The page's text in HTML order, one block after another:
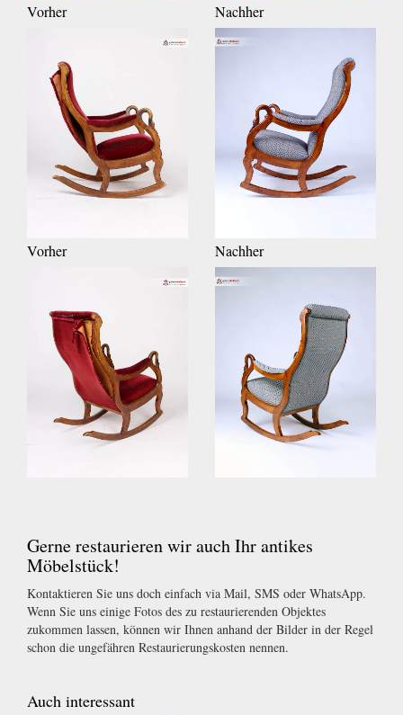
Vorher
Vorher
Nachher
Nachher
Gerne restaurieren wir auch Ihr antikes
Möbelstück!
Kontaktieren Sie uns doch einfach via Mail, SMS oder WhatsApp.
Wenn Sie uns einige Fotos des zu restaurierenden Objektes
zukommen lassen, können wir Ihnen anhand der Bilder in der Regel
schon die ungefähren Restaurierungskosten nennen.
Auch interessant